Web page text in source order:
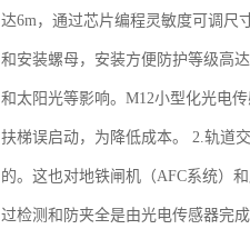
达6m，通过芯片编程灵敏度可调尺
和安装螺母，安装方便防护等级高
和太阳光等影响。M12小型化光电
扶梯误启动，为降低成本。 2.轨道
的。这也对地铁闸机（AFC系统）
过检测和防夹全是由光电传感器完成